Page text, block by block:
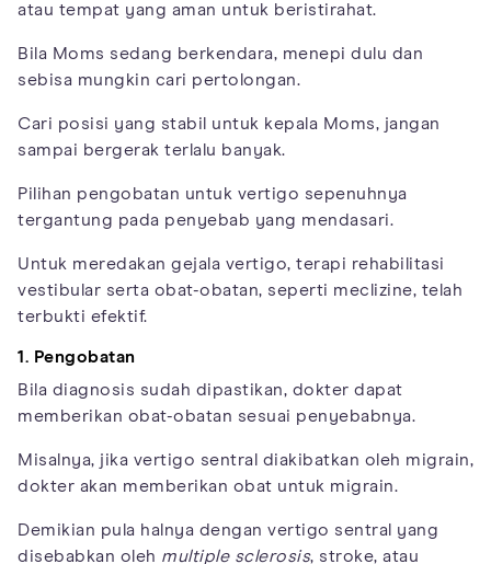
atau tempat yang aman untuk beristirahat.
Bila Moms sedang berkendara, menepi dulu dan
sebisa mungkin cari pertolongan.
Cari posisi yang stabil untuk kepala Moms, jangan
sampai bergerak terlalu banyak.
Pilihan pengobatan untuk vertigo sepenuhnya
tergantung pada penyebab yang mendasari.
Untuk meredakan gejala vertigo, terapi rehabilitasi
vestibular serta obat-obatan, seperti meclizine, telah
terbukti efektif.
1. Pengobatan
Bila diagnosis sudah dipastikan, dokter dapat
memberikan obat-obatan sesuai penyebabnya.
Misalnya, jika vertigo sentral diakibatkan oleh migrain,
dokter akan memberikan obat untuk migrain.
Demikian pula halnya dengan vertigo sentral yang
disebabkan oleh multiple sclerosis, stroke, atau